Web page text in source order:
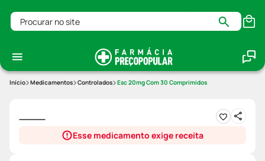
Procurar no site
Medicamentos Controlados Esc 20mg Com 30 Comprimidos
Esse medicamento exige receita